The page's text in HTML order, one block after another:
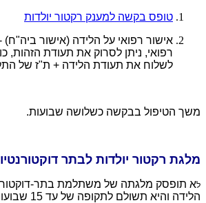
טופס בקשה למענק רקטור יולדות
אישור רפואי על הלידה (אישור ביה"ח)
רפואי, ניתן לסרוק את תעודת הזהות,
לשלוח את תעודת הלידה + ת"ז של
משך הטיפול בבקשה כשלושה שבועות.
מלגת רקטור יולדות לבתר
לא תופסק מלגתה של משתלמת בתר-
הלידה והיא תשולם לתקופה של עד 15 שבועות.